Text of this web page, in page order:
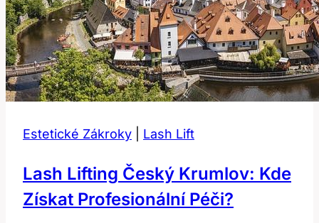
Vaše
Řasy?
Estetické Zákroky Lash Lift
Lash Lifting Český Krumlov: Kde
Získat Profesionální Péči?